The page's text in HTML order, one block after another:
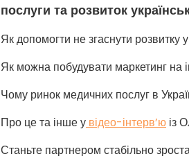
послуги та розвиток
Як допомогти не згаснути розвитку
Як можна побудувати маркетинг на
Чому ринок медичних послуг в
Про це та інше у відео-інтерв’ю із
Станьте партнером стабільно